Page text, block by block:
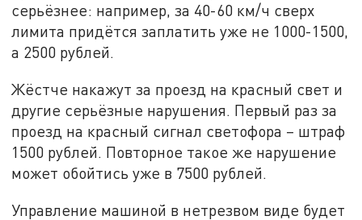
серьёзнее: например, за 40-60 км/ч сверх
лимита придётся заплатить уже не 1000-1500,
а 2500 рублей.
Жёстче накажут за проезд на красный свет и
другие серьёзные нарушения. Первый раз за
проезд на красный сигнал светофора – штраф
1500 рублей. Повторное такое же нарушение
может обойтись уже в 7500 рублей.
Управление машиной в нетрезвом виде будет